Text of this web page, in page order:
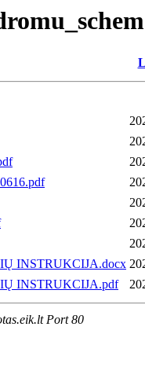
INSTRUKCIJA.docx
INSTRUKCIJA.pdf
Port 80